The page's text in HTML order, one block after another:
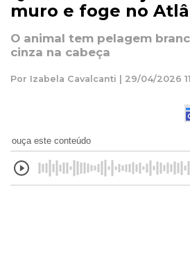
muro e foge no
O animal tem pelagem
cinza na cabeça
Por Izabela Cavalcanti | 29/04/2026
ouça este conteúdo